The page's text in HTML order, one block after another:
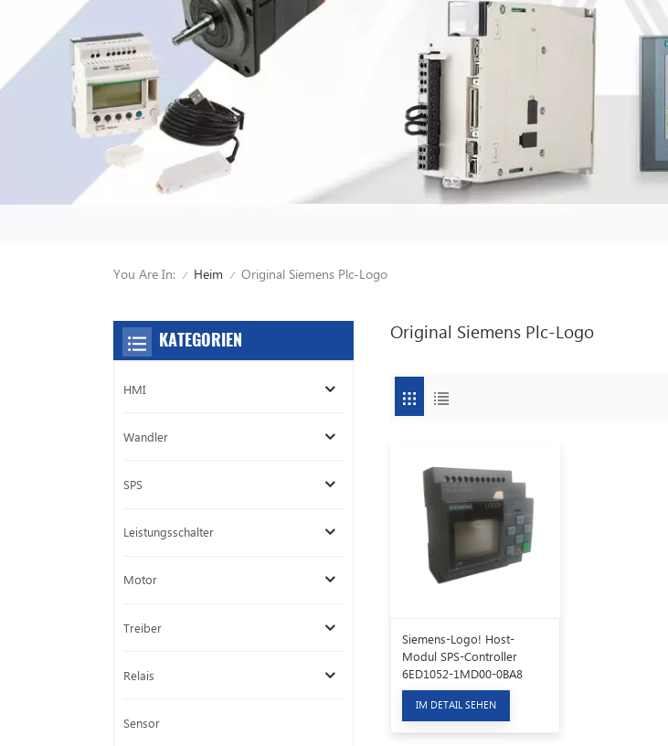
You Are In: / Heim / Original Siemens Plc-Logo
Original Siemens Plc-Logo
Siemens-Logo! Host-
Modul SPS-Controller
6ED1052-1MD00-0BA8
IM DETAIL SEHEN
KATEGORIEN
HMI
Wandler
SPS
Leistungsschalter
Motor
Treiber
Relais
Sensor